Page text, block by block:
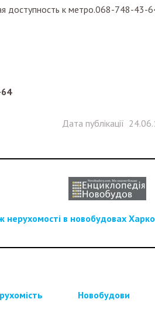
доступность к метро.068-748-43-
Дата публікації
нерухомості в новобудовах
Новобудови